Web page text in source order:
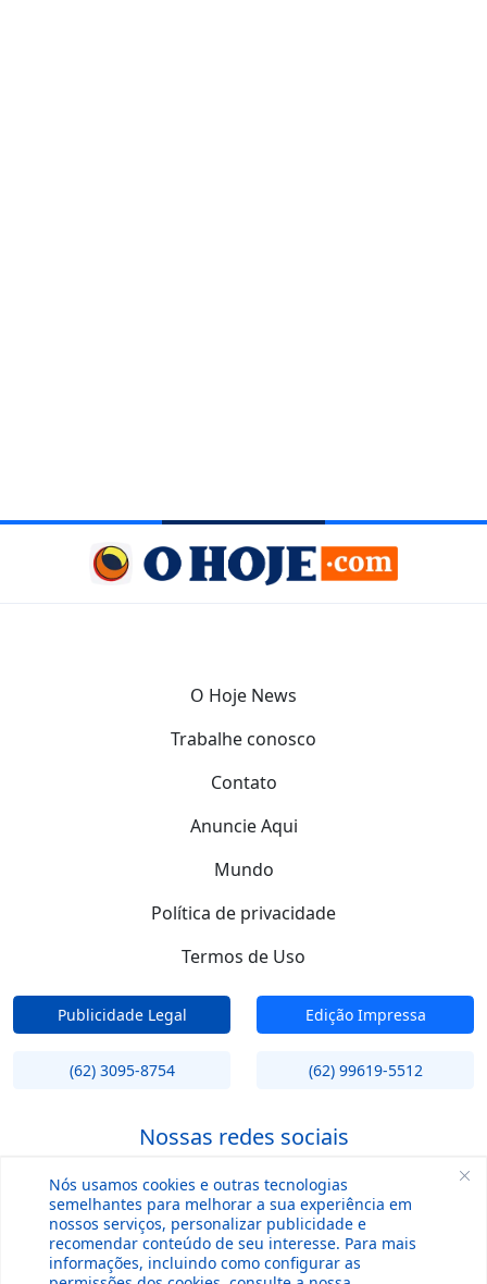
Nós usamos cookies e outras tecnologias
semelhantes para melhorar a sua experiência em
nossos serviços, personalizar publicidade e
recomendar conteúdo de seu interesse. Para mais
informações, incluindo como configurar as
O Hoje News
Trabalhe conosco
Contato
Anuncie Aqui
Mundo
Política de privacidade
Termos de Uso
Publicidade Legal Edição Impressa
(62) 3095-8754 (62) 99619-5512
Nossas redes sociais